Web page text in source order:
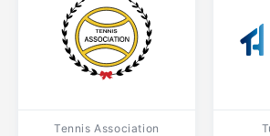
Tennis Association